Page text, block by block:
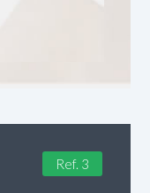
Ref. 3